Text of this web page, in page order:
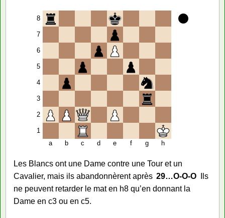
8
7
6
5
4
3
2
1
a
b c d e f g h
Les Blancs ont une Dame contre une Tour et un
Cavalier, mais ils abandonnèrent après 29…O-O-O
Ils
ne peuvent retarder le mat en h8 qu’en donnant la
Dame en c3 ou en c5.